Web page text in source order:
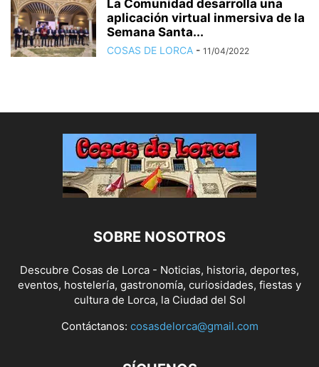
La Comunidad desarrolla una
aplicación virtual inmersiva de la
Semana Santa...
COSAS DE LORCA - 11/04/2022
SOBRE NOSOTROS
Descubre Cosas de Lorca - Noticias, historia, deportes,
eventos, hostelería, gastronomía, curiosidades, fiestas y
cultura de Lorca, la Ciudad del Sol
Contáctanos: cosasdelorca@gmail.com